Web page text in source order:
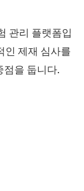
관리 플랫폼입
인 제재 심사를
점을 둡니다.